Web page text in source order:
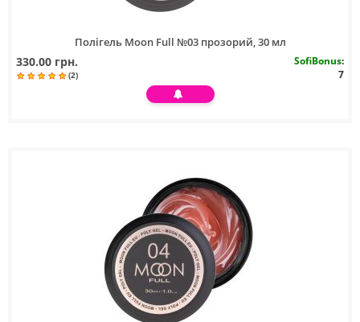
Полігель Moon Full №03 прозорий, 30 мл
330.00 грн.
(2)
SofiBonus:
7